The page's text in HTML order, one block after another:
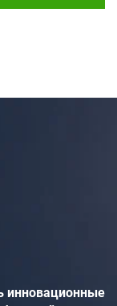
инновационные